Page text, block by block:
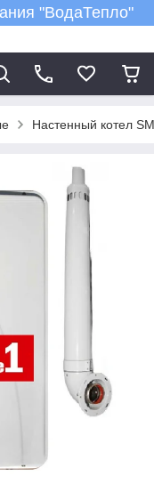
"ВодаТепло"
Настенный котел